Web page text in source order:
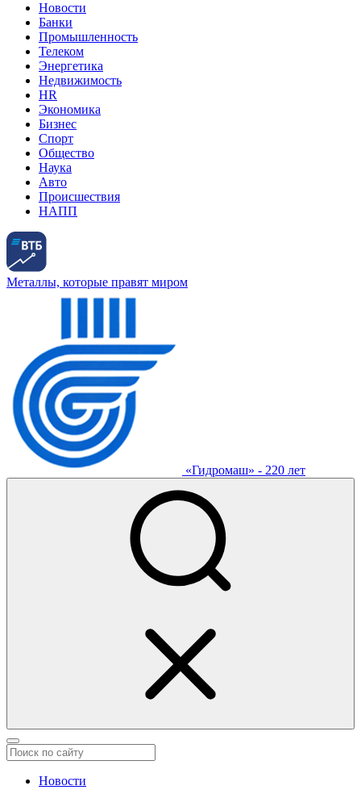
Новости
Банки
Промышленность
Телеком
Энергетика
Недвижимость
HR
Экономика
Бизнес
Спорт
Общество
Наука
Авто
Происшествия
НАПП
Металлы, которые правят миром
«Гидромаш» - 220 лет
Новости